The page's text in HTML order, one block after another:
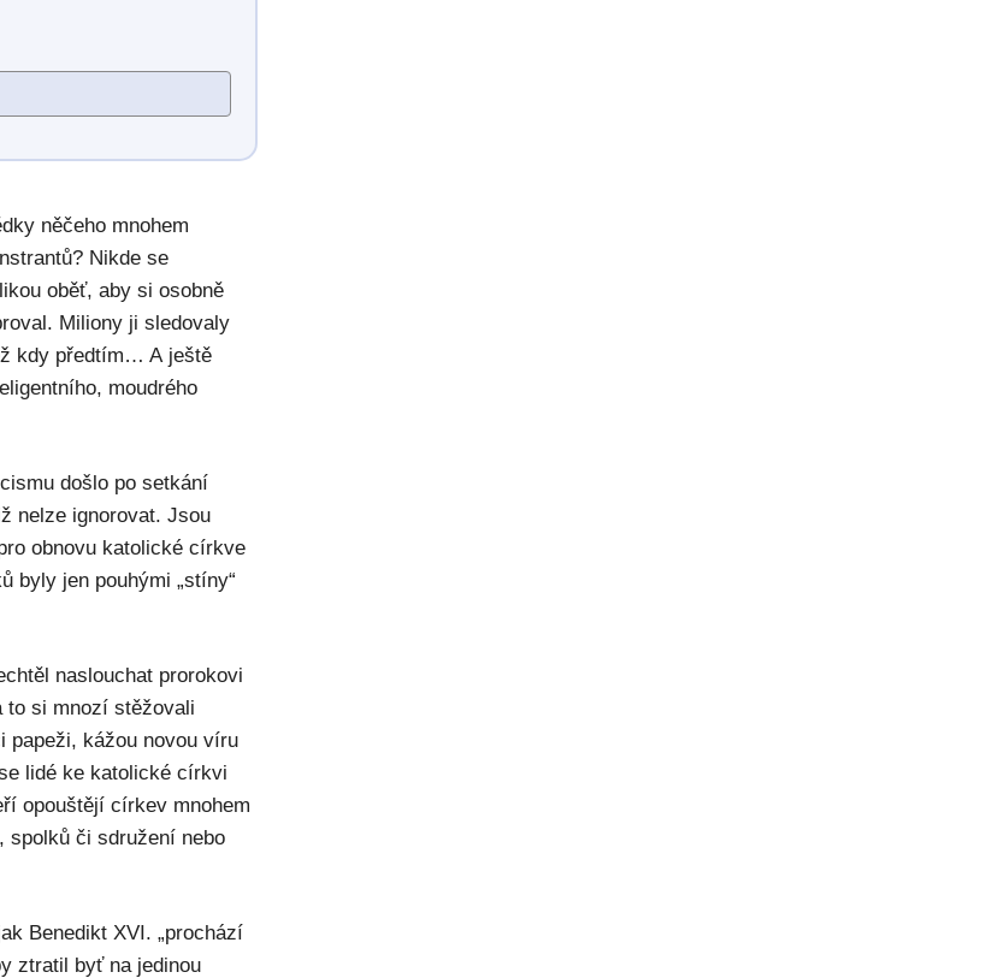
něčeho mnohem
Nikde se
oběť, aby si osobně
Miliony ji sledovaly
kdy předtím… A ještě
moudrého
došlo po setkání
nelze ignorovat. Jsou
obnovu katolické církve
byly jen pouhými „stíny“
naslouchat prorokovi
to si mnozí stěžovali
papeži, kážou novou víru
lidé ke katolické církvi
opouštějí církev mnohem
či sdružení nebo
Benedikt XVI. „prochází
ztratil byť na jedinou